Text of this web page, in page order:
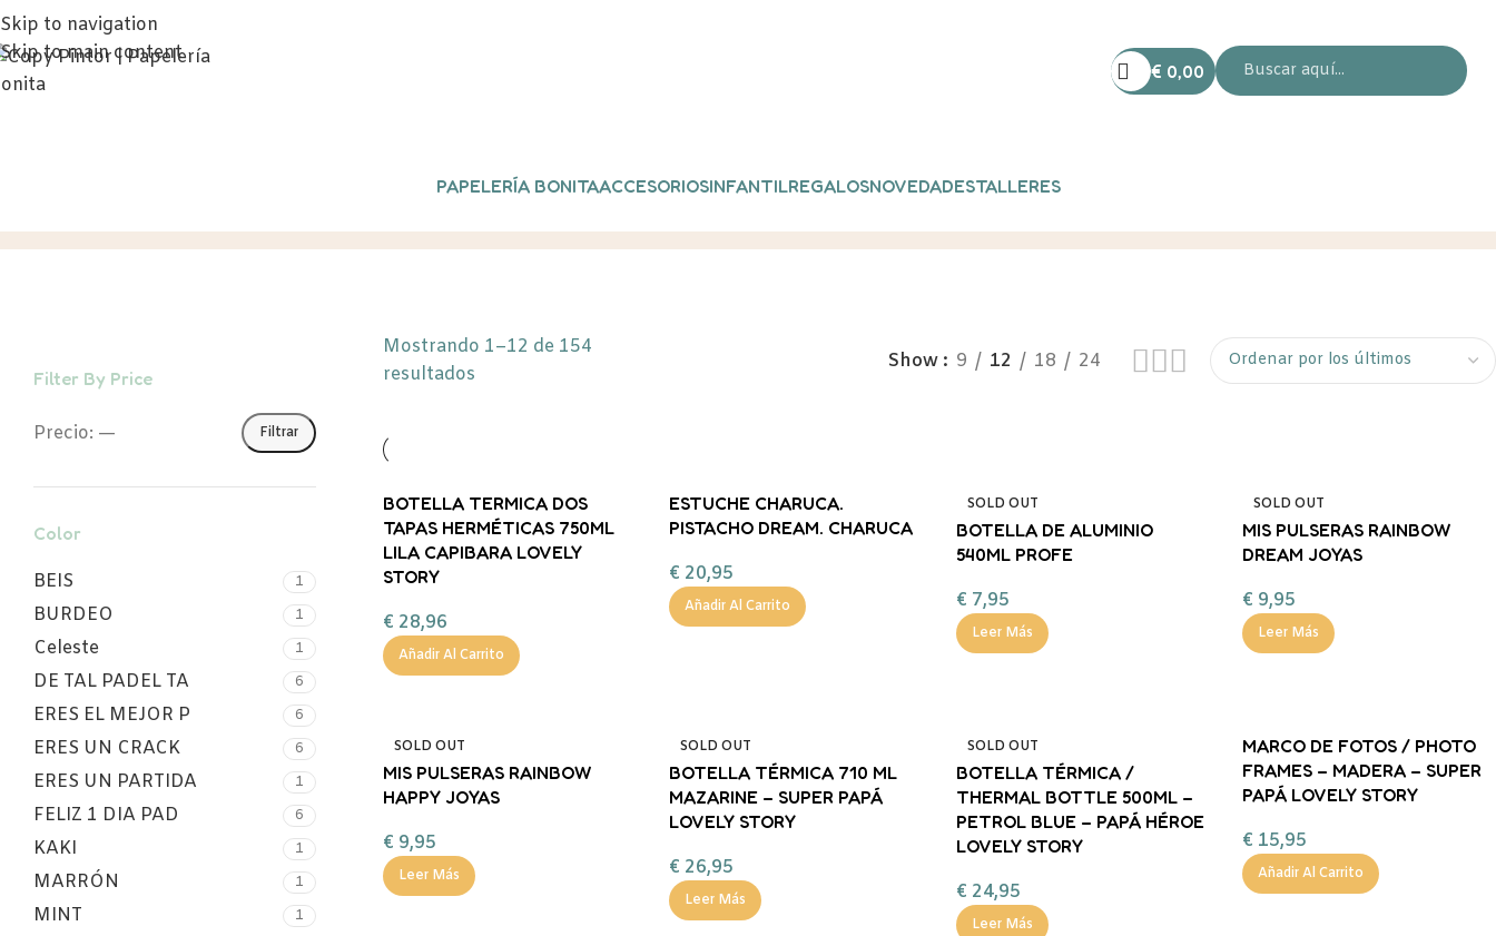
Skip to navigation
Skip to main content
€ 0,00
PAPELERÍA BONITAACCESORIOSINFANTILREGALOSNOVEDADESTALLERES
Filter By Price
Filtrar
Precio: —
Color
BEIS 1
BURDEO 1
Celeste 1
DE TAL PADEL TA 6
ERES EL MEJOR P 6
ERES UN CRACK 6
ERES UN PARTIDA 1
FELIZ 1 DIA PAD 6
KAKI 1
MARRÓN 1
MINT 1
Mostrando 1–12 de 154
resultados
Show 9 12 18 24
BOTELLA TERMICA DOS
TAPAS HERMÉTICAS 750ML
LILA CAPIBARA LOVELY
STORY
€ 28,96
Añadir Al Carrito
ESTUCHE CHARUCA.
PISTACHO DREAM. CHARUCA
€ 20,95
Añadir Al Carrito
SOLD OUT
BOTELLA DE ALUMINIO
540ML PROFE
€ 7,95
Leer Más
SOLD OUT
MIS PULSERAS RAINBOW
DREAM JOYAS
€ 9,95
Leer Más
SOLD OUT
MIS PULSERAS RAINBOW
HAPPY JOYAS
€ 9,95
Leer Más
SOLD OUT
BOTELLA TÉRMICA 710 ML
MAZARINE – SUPER PAPÁ
LOVELY STORY
€ 26,95
Leer Más
SOLD OUT
BOTELLA TÉRMICA /
THERMAL BOTTLE 500ML –
PETROL BLUE – PAPÁ HÉROE
LOVELY STORY
€ 24,95
Leer Más
MARCO DE FOTOS / PHOTO
FRAMES – MADERA – SUPER
PAPÁ LOVELY STORY
€ 15,95
Añadir Al Carrito